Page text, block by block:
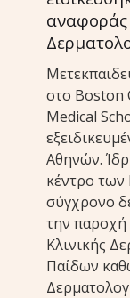
στο Boston
Medical
Αθηνών.
κέντρο των
σύγχρονο
την
Κλινικής
Παίδων